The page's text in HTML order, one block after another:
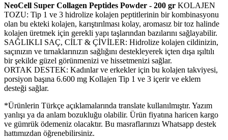
NeoCell Super Collagen Peptides Powder - 200 gr KOLAJEN
TOZU: Tip 1 ve 3 hidrolize kolajen peptitlerinin bir kombinasyonu
olan bu ekteki kolajen, karıştırılması kolay, aromasız bir toz halinde
kolajen üretmek için gerekli yapı taşlarından bazılarını sağlayabilir.
SAĞLIKLI SAÇ, CİLT & ÇİVİLER: Hidrolize kolajen cildinizin,
saçınızın ve tırnaklarınızın sağlığını destekleyerek içten dışa ışıltılı
bir şekilde güzel görünmenizi ve hissetmenizi sağlar.
ORTAK DESTEK: Kadınlar ve erkekler için bu kolajen takviyesi,
porsiyon başına 6.600 mg Kollajen Tip 1 ve 3 içerir ve eklem
desteği sağlar.
*Ürünlerin Türkçe açıklamalarında translate kullanılmıştır. Yazım
yanlışı ya da anlam bozukluğu olabilir. Ürün fiyatına haricen kargo
ve gümrük ödemeniz olacaktır. Bu masraflarınızı Whatsapp destek
hattımızdan öğrenebilirsiniz.